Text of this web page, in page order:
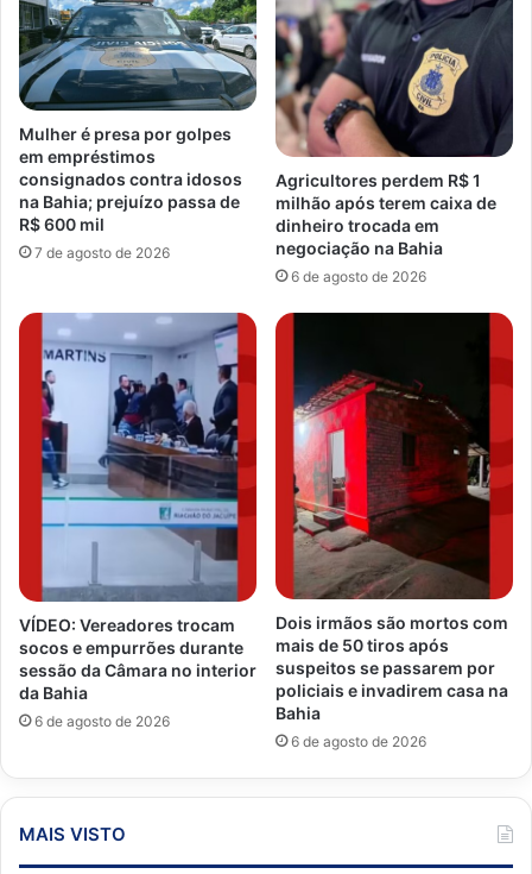
Mulher é presa por golpes
em empréstimos
consignados contra idosos
na Bahia; prejuízo passa de
R$ 600 mil
7 de agosto de 2026
Agricultores perdem R$ 1
milhão após terem caixa de
dinheiro trocada em
negociação na Bahia
6 de agosto de 2026
VÍDEO: Vereadores trocam
socos e empurrões durante
sessão da Câmara no interior
da Bahia
6 de agosto de 2026
Dois irmãos são mortos com
mais de 50 tiros após
suspeitos se passarem por
policiais e invadirem casa na
Bahia
6 de agosto de 2026
MAIS VISTO